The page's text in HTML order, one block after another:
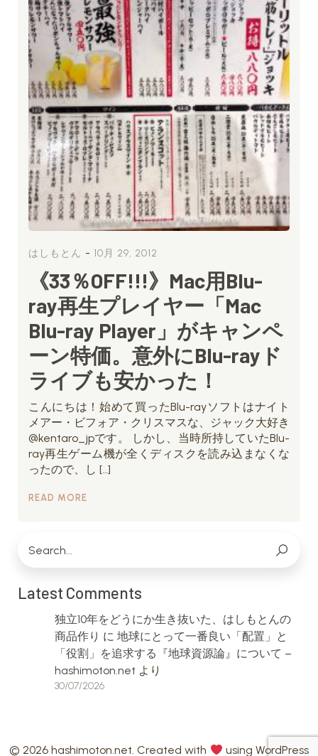
はしもとん - 10月 29, 2012
《33％OFF!!!》Mac用Blu-
ray再生プレイヤー「Mac
Blu-ray Player」がキャンペ
ーン特価。意外にBlu-rayド
ライブも安かった！
こんにちは！始めて買ったBlu-rayソフトはナイト
メアー・ビフォア・クリスマスな、ジャック大好き
@kentaro_jpです。 しかし、当時所持していたBlu-
ray再生ゲーム機が全くディスクを読み込まなくな
ったので、し […]
READ MORE
Latest Comments
独立10年をどうにか生き抜いた、はしもとんの
商品作り に 地球にとって一番良い「配置」と
「役割」を追求する『地球資源論』について –
hashimoton.net より
30/07/2026
© 2026 hashimoton.net. Created with using WordPress